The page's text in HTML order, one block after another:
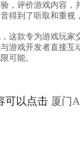
，评价游戏内容
得到了听取和重视
这款专为游戏玩
游戏开发者直接
可能。
可以点击 厦门